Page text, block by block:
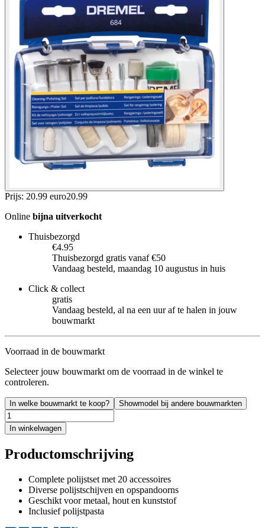
Prijs: 20.99 euro20.99
Online bijna uitverkocht
Thuisbezorgd
€4.95
Thuisbezorgd gratis vanaf €50
Vandaag besteld, maandag 10 augustus in huis
Click & collect
gratis
Vandaag besteld, al na een uur af te halen in jouw
bouwmarkt
Voorraad in de bouwmarkt
Selecteer jouw bouwmarkt om de voorraad in de winkel te
controleren.
In welke bouwmarkt te koop? Showmodel bij andere bouwmarkten
In winkelwagen
Productomschrijving
Complete polijstset met 20 accessoires
Diverse polijstschijven en opspandoorns
Geschikt voor metaal, hout en kunststof
Inclusief polijstpasta